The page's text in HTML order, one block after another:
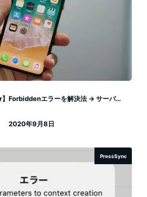
Forbiddenエラーを解決法 → サーバ…
2020年9月8日
PressSync